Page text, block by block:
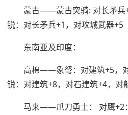
蒙古——蒙古突骑: 对长矛兵
锐：对长矛兵+1，对攻城武器+5
东南亚及印度：
高棉——象弩：对建筑+5，
锐：对建筑+8，对石建筑+4，对
马来——爪刀勇士： 对鹰+2